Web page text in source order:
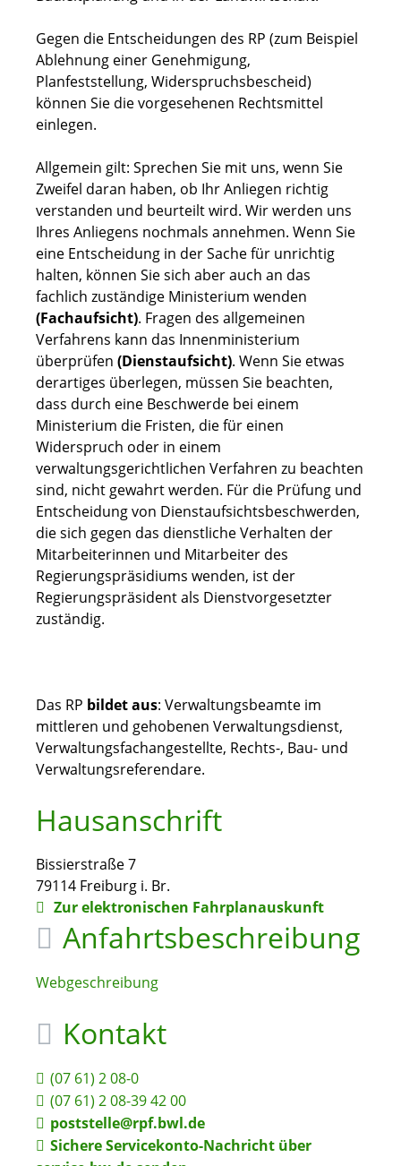
Gegen die Entscheidungen des RP (zum Beispiel
Ablehnung einer Genehmigung,
Planfeststellung, Widerspruchsbescheid)
können Sie die vorgesehenen Rechtsmittel
einlegen.
Allgemein gilt: Sprechen Sie mit uns, wenn Sie
Zweifel daran haben, ob Ihr Anliegen richtig
verstanden und beurteilt wird. Wir werden uns
Ihres Anliegens nochmals annehmen. Wenn Sie
eine Entscheidung in der Sache für unrichtig
halten, können Sie sich aber auch an das
fachlich zuständige Ministerium wenden
(Fachaufsicht). Fragen des allgemeinen
Verfahrens kann das Innenministerium
überprüfen (Dienstaufsicht). Wenn Sie etwas
derartiges überlegen, müssen Sie beachten,
dass durch eine Beschwerde bei einem
Ministerium die Fristen, die für einen
Widerspruch oder in einem
verwaltungsgerichtlichen Verfahren zu beachten
sind, nicht gewahrt werden. Für die Prüfung und
Entscheidung von Dienstaufsichtsbeschwerden,
die sich gegen das dienstliche Verhalten der
Mitarbeiterinnen und Mitarbeiter des
Regierungspräsidiums wenden, ist der
Regierungspräsident als Dienstvorgesetzter
zuständig.
Das RP bildet aus: Verwaltungsbeamte im
mittleren und gehobenen Verwaltungsdienst,
Verwaltungsfachangestellte, Rechts-, Bau- und
Verwaltungsreferendare.
Hausanschrift
Bissierstraße 7
79114 Freiburg i. Br.
Zur elektronischen Fahrplanauskunft
Anfahrtsbeschreibung
Webgeschreibung
Kontakt
(07 61) 2 08-0
(07 61) 2 08-39 42 00
poststelle@rpf.bwl.de
Sichere Servicekonto-Nachricht über